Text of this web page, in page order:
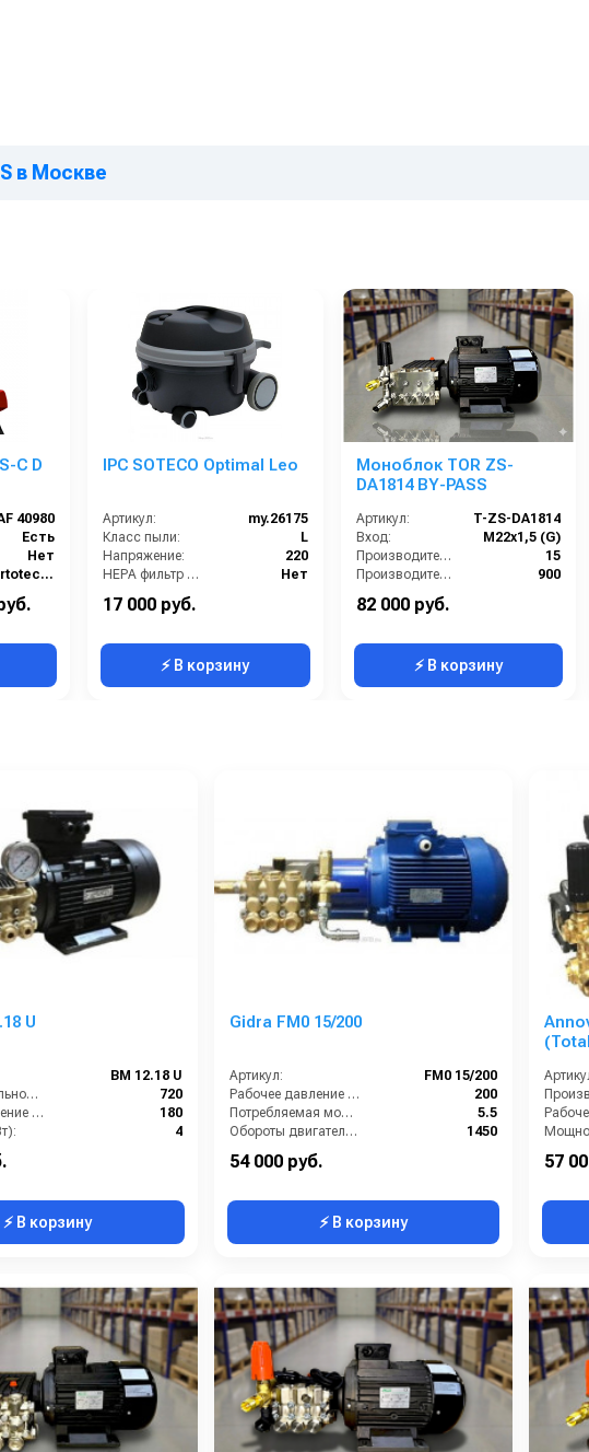
в Москве
C D
40980
Есть
Нет
IPC Portotecnica
IPC SOTECO Optimal Leo
Артикул:
my.26175
Класс пыли:
L
Напряжение:
220
HEPA фильтр в комплекте:
Нет
Возможность подключения электрощетки:
Габариты:
17 000 руб.
⚡ В корзину
Моноблок TOR ZS-
DA1814 BY-PASS
Артикул:
T-ZS-DA1814
Вход:
M22х1,5 (G)
Производительность (л/мин):
15
Производительность (л/ч):
900
Давление (бар):
Напряжение (В):
82 000 руб.
⚡ В корзину
U
BM 12.18 U
Производительность (л/ч):
720
Рабочее давление (бар):
180
4
(В):
⚡ В корзину
Gidra FM0 15/200
Артикул:
FM0 15/200
Рабочее давление (бар):
200
Потребляемая мощность (кВт):
5.5
Обороты двигателя (об/мин):
1450
54 000 руб.
⚡ В корзину
57